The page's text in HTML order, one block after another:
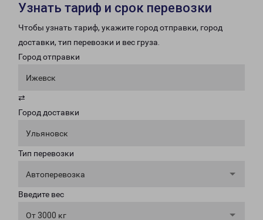
Узнать тариф и срок перевозки
Чтобы узнать тариф, укажите город отправки, город
доставки, тип перевозки и вес груза.
Город отправки
Ижевск
⇄
Город доставки
Ульяновск
Тип перевозки
Автоперевозка
Введите вес
От 3000 кг